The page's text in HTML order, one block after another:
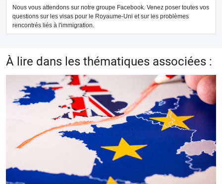
Nous vous attendons sur notre groupe Facebook. Venez poser toutes vos
questions sur les visas pour le Royaume-Uni et sur les problèmes
rencontrés liés à l'immigration.
À lire dans les thématiques associées :